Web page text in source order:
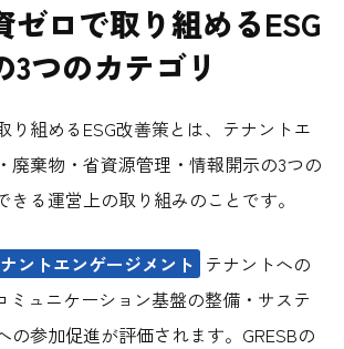
ゼロで取り組めるESG
3つのカテゴリ
り組めるESG改善策とは、テナントエ
廃棄物・省資源管理・情報開示の3つの
きる運営上の取り組みのことです。
ントエンゲージメント テナントへの
ミュニケーション基盤の整備・サステ
の参加促進が評価されます。GRESBの